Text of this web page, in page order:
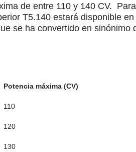
de entre 110 y 140 CV. Para
T5.140 estará disponible en
se ha convertido en sinónimo
Potencia máxima (CV)
110
120
130